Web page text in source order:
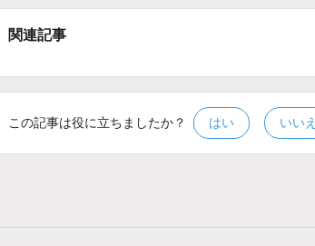
関連記事
この記事は役に立ちましたか？ はい いいえ